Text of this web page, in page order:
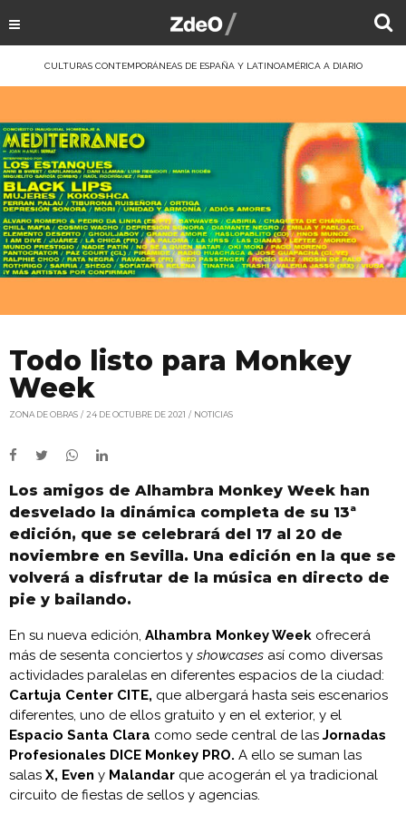
CULTURAS CONTEMPORÁNEAS DE ESPAÑA Y LATINOAMÉRICA A DIARIO
Todo listo para Monkey
Week
ZONA DE OBRAS 24 DE OCTUBRE DE 2021 NOTICIAS
Los amigos de Alhambra Monkey Week han
desvelado la dinámica completa de su 13ª
edición, que se celebrará del 17 al 20 de
noviembre en Sevilla. Una edición en la que se
volverá a disfrutar de la música en directo de
pie y bailando.
En su nueva edición, Alhambra Monkey Week ofrecerá
más de sesenta conciertos y showcases así como diversas
actividades paralelas en diferentes espacios de la ciudad:
Cartuja Center CITE, que albergará hasta seis escenarios
diferentes, uno de ellos gratuito y en el exterior, y el
Espacio Santa Clara como sede central de las Jornadas
Profesionales DICE Monkey PRO. A ello se suman las
salas X, Even y Malandar que acogerán el ya tradicional
circuito de fiestas de sellos y agencias.